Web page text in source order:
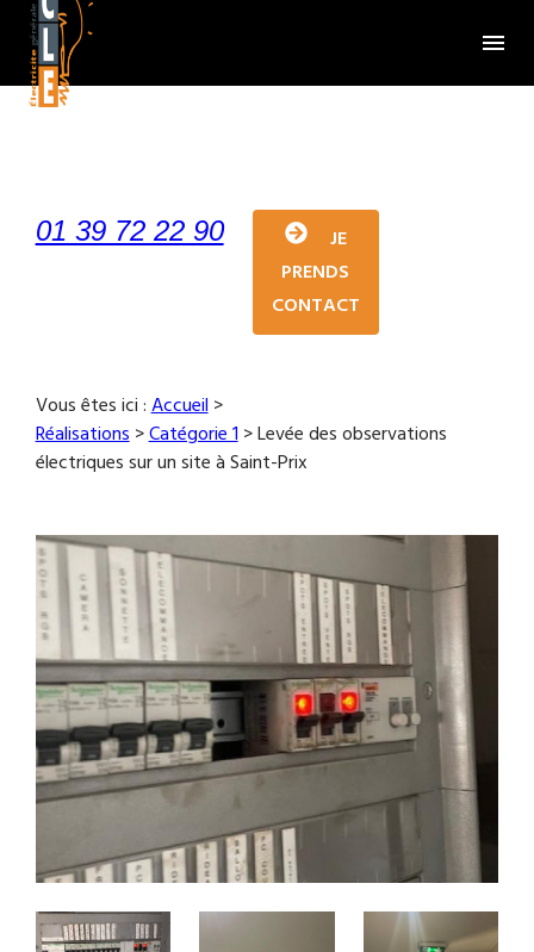
menu
01 39 72 22 90
JE
PRENDS
CONTACT
Vous êtes ici :Accueil>
Réalisations>Catégorie 1>Levée des observations
électriques sur un site à Saint-Prix
Panneau de gestion des cookies